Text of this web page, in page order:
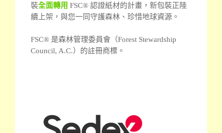
裝全面轉用 FSC® 認證紙材的計畫，新包裝正陸
續上架，與您一同守護森林、珍惜地球資源。
FSC® 是森林管理委員會（Forest Stewardship
Council, A.C.）的註冊商標。